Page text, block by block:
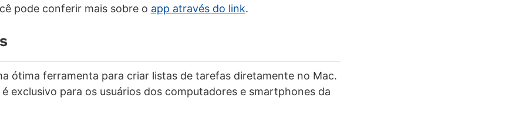
pode conferir mais sobre o app através do link.
ótima ferramenta para criar listas de tarefas diretamente no Mac.
exclusivo para os usuários dos computadores e smartphones da